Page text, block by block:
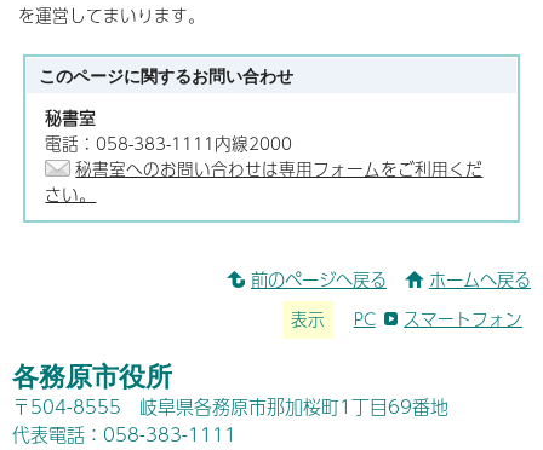
を運営してまいります。
このページに関するお問い合わせ
秘書室
電話：058-383-1111内線2000
秘書室へのお問い合わせは専用フォームをご利用くだ
さい。
前のページへ戻る ホームへ戻る
表示 PC スマートフォン
各務原市役所
〒504-8555 岐阜県各務原市那加桜町1丁目69番地
代表電話：058-383-1111